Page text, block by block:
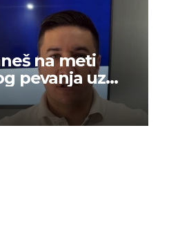
na meti
pevanja uz